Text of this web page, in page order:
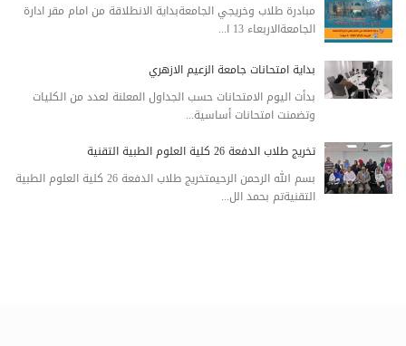
مبادرة طلاب وخريجي الجامعةبداية الانطلاقة من امام مقر ادارة
الجامعةالاربعاء 13 ا...
بداية امتحانات جامعة الزعيم الازهري
بدأت اليوم الامتحانات حسب الجداول المعلنة لعدد من الكليات
وتضمنت امتحانات أساسية...
تخريج طلاب الدفعة 26 كلية العلوم الطبية التقنية
بسم الله الرحمن الرحيمتخريج طلاب الدفعة 26 كلية العلوم الطبية
التقنيةتم بحمد الل...